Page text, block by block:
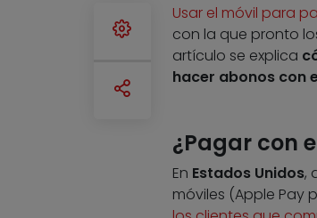
Usar el móvil para
con la que pronto
artículo se explica
hacer abonos con
¿Pagar con
En Estados Unidos,
móviles (Apple Pay